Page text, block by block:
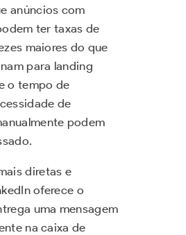
anúncios com
ter taxas de
maiores do que
para landing
o tempo de
de
podem
diretas e
oferece o
uma mensagem
na caixa de